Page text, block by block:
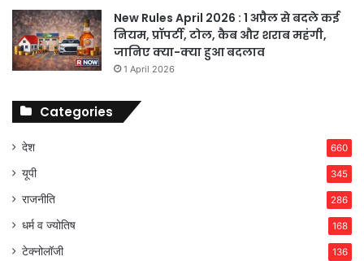
New Rules April 2026 : 1 अप्रैल से बदले कई
नियम, प्रॉपर्टी, टोल, कैब और शराब महंगी,
जानिए क्या-क्या हुआ बदलाव
1 April 2026
Categories
देश 660
यूपी 345
राजनीति 286
धर्म व ज्योतिष 168
टेक्नोलॉजी 136